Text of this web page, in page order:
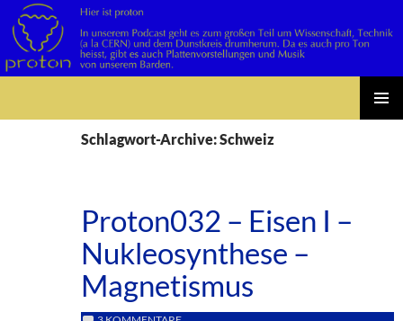
Schlagwort-Archive: Schweiz
Proton032 – Eisen I –
Nukleosynthese –
Magnetismus